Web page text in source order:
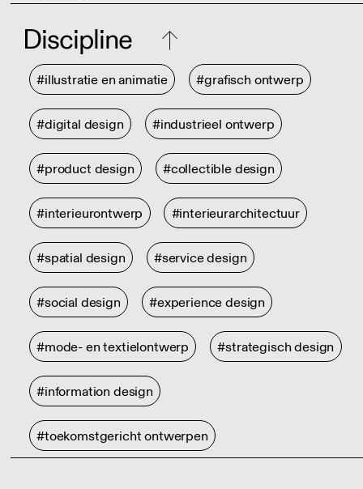
Discipline
#illustratie en animatie #grafisch ontwerp
#digital design #industrieel ontwerp
#product design #collectible design
#interieurontwerp #interieurarchitectuur
#spatial design #service design
#social design #experience design
#mode- en textielontwerp #strategisch design
#information design
#toekomstgericht ontwerpen